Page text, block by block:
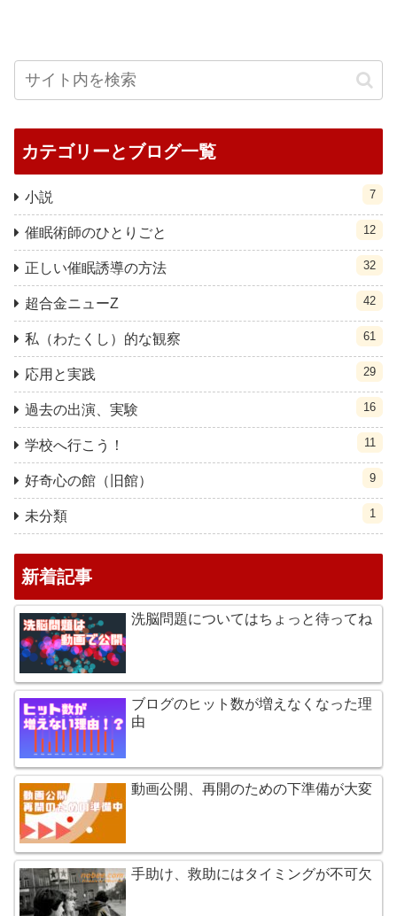
カテゴリーとブログ一覧
小説 7
催眠術師のひとりごと 12
正しい催眠誘導の方法 32
超合金ニューZ 42
私（わたくし）的な観察 61
応用と実践 29
過去の出演、実験 16
学校へ行こう！ 11
好奇心の館（旧館） 9
未分類 1
新着記事
洗脳問題についてはちょっと待ってね
ブログのヒット数が増えなくなった理
由
動画公開、再開のための下準備が大変
手助け、救助にはタイミングが不可欠